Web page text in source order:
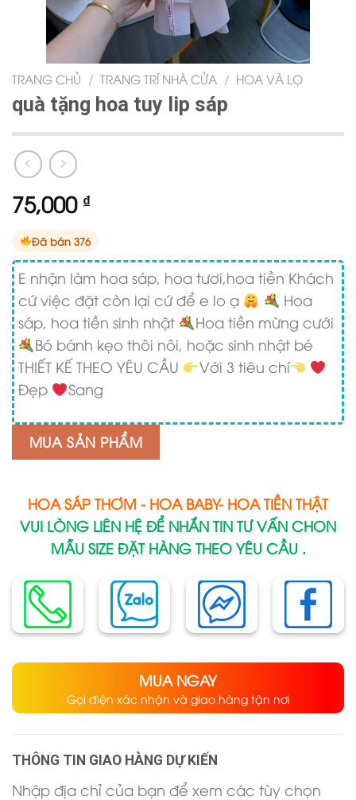
TRANG CHỦ / TRANG TRÍ NHÀ CỬA / HOA VÀ LỌ
quà tặng hoa tuy lip sáp
75,000 ₫
Đã bán 376
E nhận làm hoa sáp, hoa tươi,hoa tiền Khách
cứ việc đặt còn lại cứ để e lo ạ
Hoa
sáp, hoa tiền sinh nhật
Hoa tiền mừng cưới
Bó bánh kẹo thôi nôi, hoặc sinh nhật bé
THIẾT KẾ THEO YÊU CẦU
Với 3 tiêu chí
Đẹp
Sang
MUA SẢN PHẨM
HOA SÁP THƠM - HOA BABY- HOA TIỀN THẬT
VUI LÒNG LIÊN HỆ ĐỂ NHẮN TIN TƯ VẤN CHON
MẪU SIZE ĐẶT HÀNG THEO YÊU CẦU .
MUA NGAY
Gọi điện xác nhận và giao hàng tận nơi
THÔNG TIN GIAO HÀNG DỰ KIẾN
Nhập địa chỉ của bạn để xem các tùy chọn